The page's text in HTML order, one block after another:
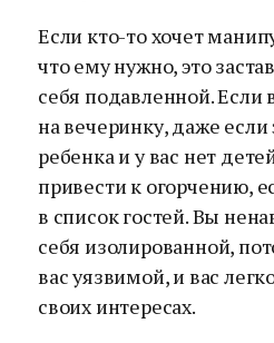
Если кто-то хочет
что ему нужно, это
себя подавленной. Если
на вечеринку, даже
ребенка и у вас нет
привести к огорчению,
в список гостей. Вы
себя изолированной,
вас уязвимой, и вас
своих интересах.